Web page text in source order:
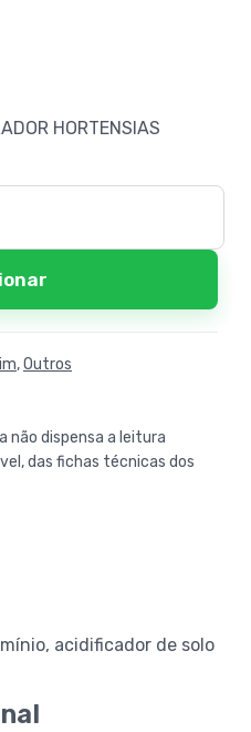
HORTENSIAS
,Outros
não dispensa a leitura
das fichas técnicas dos
acidificador de solo